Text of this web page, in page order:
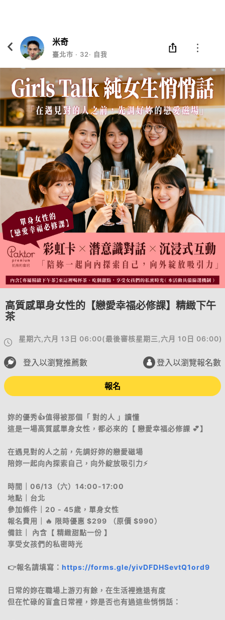
米奇
臺北市 ‧ 32‧ 自我覺察教練
高質感單身女性的【戀愛幸福必修課】精緻下午
茶
星期六,六月 13日 06:00(最後審核星期三,六月 10日 06:00)
登入以瀏覽推薦數 登入以瀏覽報名數
報名
妳的優秀👍值得被那個「 對的人 」讀懂
這是一場高質感單身女性，都必來的【 戀愛幸福必修課 💕】
在遇見對的人之前，先調好妳的戀愛磁場
陪妳一起向內探索自己，向外綻放吸引力⚡
時間｜06/13（六）14:00-17:00
地點｜台北
參加條件｜20 - 45歲，單身女性
報名費用｜🔥 限時優惠 $299 （原價 $990）
備註｜ 內含【 精緻甜點一份 】
享受女孩們的私密時光
👉報名請填寫： https://forms.gle/yivDFDHSevtQ1ord9
日常的妳在職場上游刃有餘，在生活裡進退有度
但在忙碌的盲盒日常裡，妳是否也有過這些悄悄話：